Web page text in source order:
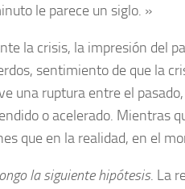
le parece un siglo. »
la crisis, la impresión del
sentimiento de que la
una ruptura entre el
o acelerado. Mientras
que en la realidad, en el
la siguiente hipótesis. La